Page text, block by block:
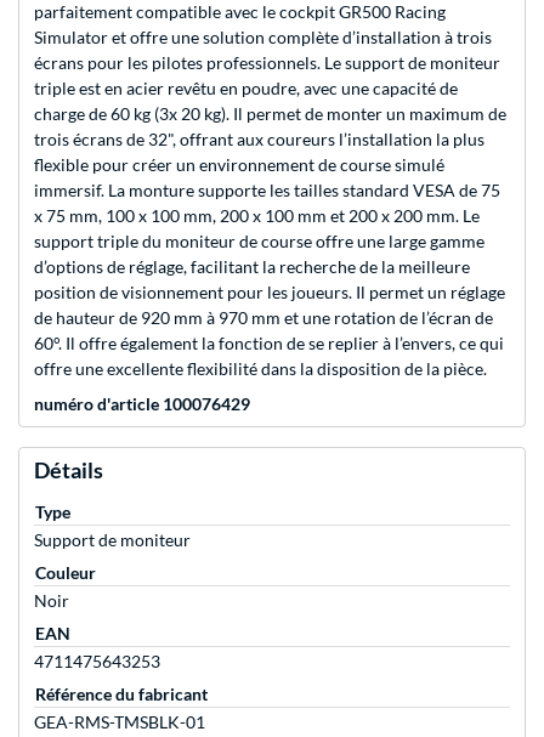
parfaitement compatible avec le cockpit GR500 Racing
Simulator et offre une solution complète d’installation à trois
écrans pour les pilotes professionnels. Le support de moniteur
triple est en acier revêtu en poudre, avec une capacité de
charge de 60 kg (3x 20 kg). Il permet de monter un maximum de
trois écrans de 32", offrant aux coureurs l’installation la plus
flexible pour créer un environnement de course simulé
immersif. La monture supporte les tailles standard VESA de 75
x 75 mm, 100 x 100 mm, 200 x 100 mm et 200 x 200 mm. Le
support triple du moniteur de course offre une large gamme
d’options de réglage, facilitant la recherche de la meilleure
position de visionnement pour les joueurs. Il permet un réglage
de hauteur de 920 mm à 970 mm et une rotation de l’écran de
60°. Il offre également la fonction de se replier à l’envers, ce qui
offre une excellente flexibilité dans la disposition de la pièce.
numéro d'article 100076429
Détails
Type
Support de moniteur
Couleur
Noir
EAN
4711475643253
Référence du fabricant
GEA-RMS-TMSBLK-01